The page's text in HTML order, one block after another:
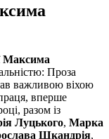
Максима
Проза
важливою віхою
вперше
разом із
Луцького, Марка
Шкандрія,